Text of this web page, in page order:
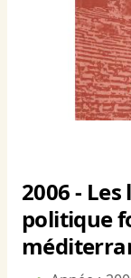
2006 -
politique